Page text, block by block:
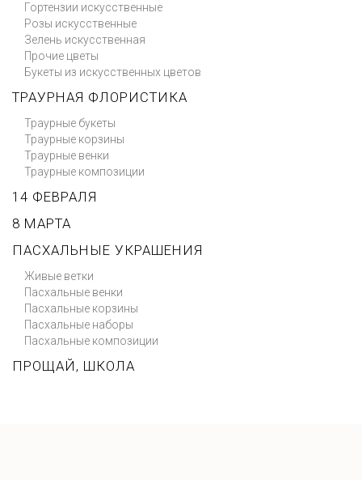
Гортензии искусственные
Розы искусственные
Зелень искусственная
Прочие цветы
Букеты из искусственных цветов
ТРАУРНАЯ ФЛОРИСТИКА
Траурные букеты
Траурные корзины
Траурные венки
Траурные композиции
14 ФЕВРАЛЯ
8 МАРТА
ПАСХАЛЬНЫЕ УКРАШЕНИЯ
Живые ветки
Пасхальные венки
Пасхальные корзины
Пасхальные наборы
Пасхальные композиции
ПРОЩАЙ, ШКОЛА